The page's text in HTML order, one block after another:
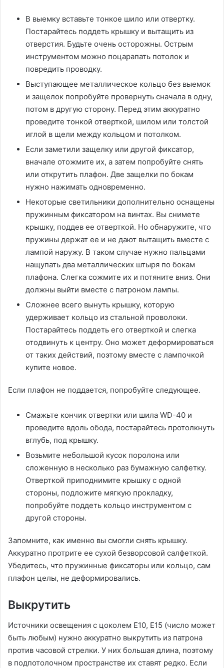
В выемку вставьте тонкое шило или отвертку.
Постарайтесь поддеть крышку и вытащить из
отверстия. Будьте очень осторожны. Острым
инструментом можно поцарапать потолок и
повредить проводку.
Выступающее металлическое кольцо без выемок
и защелок попробуйте провернуть сначала в одну,
потом в другую сторону. Перед этим аккуратно
проведите тонкой отверткой, шилом или толстой
иглой в щели между кольцом и потолком.
Если заметили защелку или другой фиксатор,
вначале отожмите их, а затем попробуйте снять
или открутить плафон. Две защелки по бокам
нужно нажимать одновременно.
Некоторые светильники дополнительно оснащены
пружинным фиксатором на винтах. Вы снимете
крышку, поддев ее отверткой. Но обнаружите, что
пружины держат ее и не дают вытащить вместе с
лампой наружу. В таком случае нужно пальцами
нащупать два металлических штыря по бокам
плафона. Слегка сожмите их и потяните вниз. Они
должны выйти вместе с патроном лампы.
Сложнее всего вынуть крышку, которую
удерживает кольцо из стальной проволоки.
Постарайтесь поддеть его отверткой и слегка
отодвинуть к центру. Оно может деформироваться
от таких действий, поэтому вместе с лампочкой
купите новое.
Если плафон не поддается, попробуйте следующее.
Смажьте кончик отвертки или шила WD-40 и
проведите вдоль обода, постарайтесь протолкнуть
вглубь, под крышку.
Возьмите небольшой кусок поролона или
сложенную в несколько раз бумажную салфетку.
Отверткой приподнимите крышку с одной
стороны, подложите мягкую прокладку,
попробуйте поддеть кольцо инструментом с
другой стороны.
Запомните, как именно вы смогли снять крышку.
Аккуратно протрите ее сухой безворсовой салфеткой.
Убедитесь, что пружинные фиксаторы или кольцо, сам
плафон целы, не деформировались.
Выкрутить
Источники освещения с цоколем Е10, Е15 (число может
быть любым) нужно аккуратно выкрутить из патрона
против часовой стрелки. У них большая длина, поэтому
в подпотолочном пространстве их ставят редко. Если